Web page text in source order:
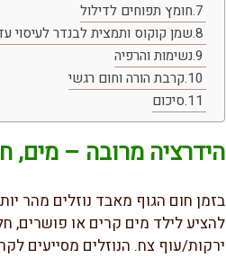
חומץ תפוחים לדילול
שמן קוקוס ותמצית לבנדר לעיסוי
נשימות והרפיה
קרבת הורה וחום רגשי
סיכום
הידרציה מרובה – מים,
בזמן חום הגוף מאבד נוזלים מהר
להציע לילד מים קרים או פושרים,
ירקות/עוף צח. הנוזלים מסייעים